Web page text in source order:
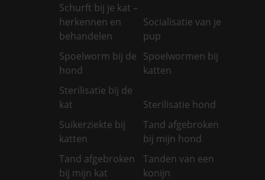
Schurft bij je kat –
herkennen en
behandelen
Socialisatie van je
pup
Spoelworm bij de
hond
Spoelwormen bij
katten
Sterilisatie bij de
kat
Sterilisatie hond
Suikerziekte bij
katten
Tand afgebroken
bij mijn hond
Tand afgebroken
bij mijn kat
Tanden van een
konijn